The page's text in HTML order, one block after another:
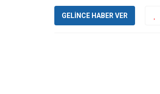
GELİNCE HABER VER